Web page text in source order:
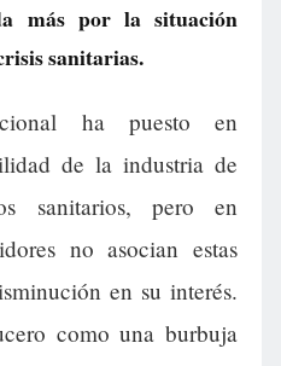
más por la situación
sanitarias.
ha puesto en
de la industria de
sanitarios, pero en
no asocian estas
en su interés.
como una burbuja